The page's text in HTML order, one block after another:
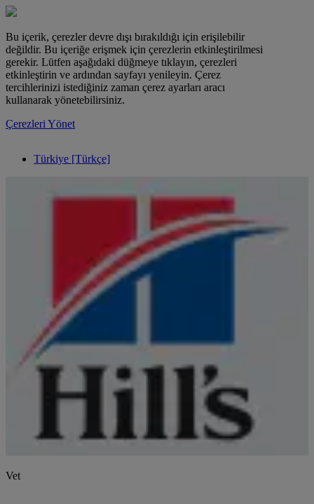
Bu içerik, çerezler devre dışı bırakıldığı için erişilebilir
değildir. Bu içeriğe erişmek için çerezlerin etkinleştirilmesi
gerekir. Lütfen aşağıdaki düğmeye tıklayın, çerezleri
etkinleştirin ve ardından sayfayı yenileyin. Çerez
tercihlerinizi istediğiniz zaman çerez ayarları aracı
kullanarak yönetebilirsiniz.
Çerezleri Yönet
Türkiye [Türkçe]
Vet